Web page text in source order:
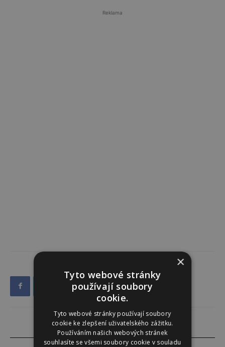
Reklama
×
Tyto webové stránky
používají soubory
cookie.
Tyto webové stránky používají soubory
cookie ke zlepšení uživatelského zážitku.
Používáním našich webových stránek
souhlasíte se všemi soubory cookie v souladu